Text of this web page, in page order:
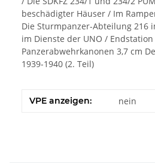
beschädigter Häuser / Im
Die Sturmpanzer-Abteilung 216
im Dienste der UNO /
Panzerabwehrkanonen 3,7 cm
1939-1940 (2. Teil)
VPE anzeigen: nein